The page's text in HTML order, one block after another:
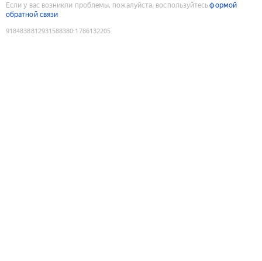
Если у вас возникли проблемы, пожалуйста, воспользуйтесьформой
обратной связи
9184838812931588380:1786132205